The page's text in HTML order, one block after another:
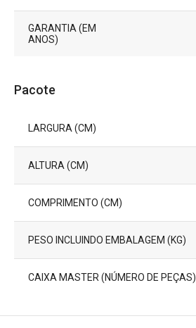
GARANTIA (EM
ANOS)
Pacote
LARGURA (CM)
ALTURA (CM)
COMPRIMENTO (CM)
PESO INCLUINDO EMBALAGEM (KG)
CAIXA MASTER (NÚMERO DE PEÇAS)